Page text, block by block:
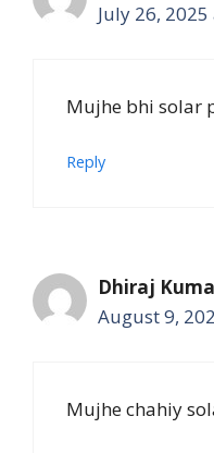
July 26,
Mujhe bhi solar
Reply
Dhiraj
August 9,
Mujhe chahiy